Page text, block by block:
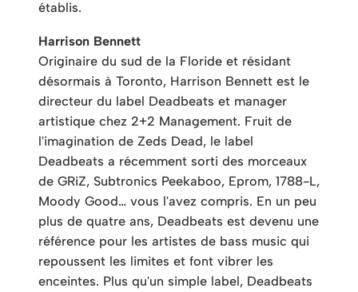
établis.
Harrison Bennett
Originaire du sud de la Floride et résidant
désormais à Toronto, Harrison Bennett est le
directeur du label Deadbeats et manager
artistique chez 2+2 Management. Fruit de
l'imagination de Zeds Dead, le label
Deadbeats a récemment sorti des morceaux
de GRiZ, Subtronics Peekaboo, Eprom, 1788-L,
Moody Good… vous l'avez compris. En un peu
plus de quatre ans, Deadbeats est devenu une
référence pour les artistes de bass music qui
repoussent les limites et font vibrer les
enceintes. Plus qu'un simple label, Deadbeats